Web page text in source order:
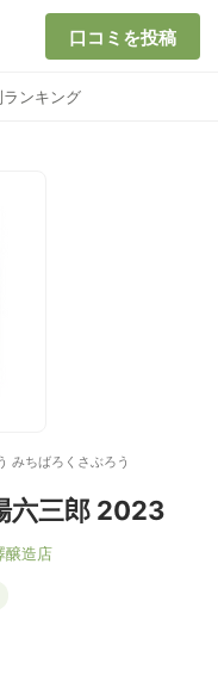
口コミを投稿
ンキング
みちばろくさぶろう
六三郎 2023
醸造店